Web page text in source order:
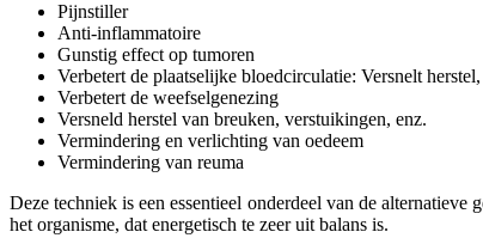
Pijnstiller
Anti-inflammatoire
Gunstig effect op tumoren
Verbetert de plaatselijke bloedcirculatie: Versnelt
Verbetert de weefselgenezing
Versneld herstel van breuken, verstuikingen, enz.
Vermindering en verlichting van oedeem
Vermindering van reuma
Deze techniek is een essentieel onderdeel van de
het organisme, dat energetisch te zeer uit balans is.